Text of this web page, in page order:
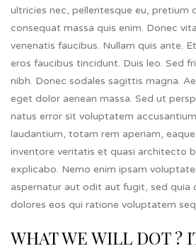
ultricies nec, pellentesque eu, pretium
consequat massa quis enim. Donec
venenatis faucibus. Nullam quis ante.
eros faucibus tincidunt. Duis leo. Sed
nibh. Donec sodales sagittis magna.
eget dolor aenean massa. Sed ut
natus error sit voluptatem
laudantium, totam rem aperiam,
inventore veritatis et quasi architecto
explicabo. Nemo enim ipsam
aspernatur aut odit aut fugit, sed quia
dolores eos qui ratione voluptatem
WHAT WE WILL DOT ?